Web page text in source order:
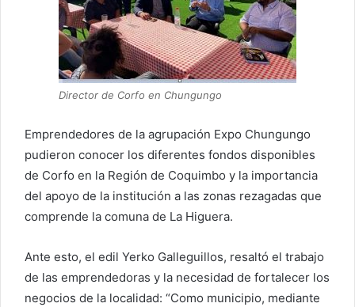
Director de Corfo en Chungungo
Emprendedores de la agrupación Expo Chungungo
pudieron conocer los diferentes fondos disponibles
de Corfo en la Región de Coquimbo y la importancia
del apoyo de la institución a las zonas rezagadas que
comprende la comuna de La Higuera.
Ante esto, el edil Yerko Galleguillos, resaltó el trabajo
de las emprendedoras y la necesidad de fortalecer los
negocios de la localidad: “Como municipio, mediante